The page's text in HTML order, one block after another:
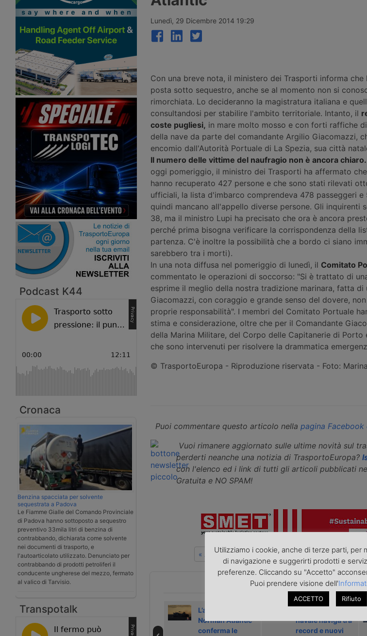
interrompendo tre settimane di calo
grazie ai rialzi record sul
transpacifico Shanghai-New York e
Shanghai-Los Angeles.
che hanno incaricato Morgan
Stanley per una cessione stimata
oltre 10 miliardi di sterline. Nessuna
offerta formale è stata ancora
Podcast K44
Cronaca
Benzina spacciata per solvente
sequestrata a Padova
Le Fiamme Gialle del Comando Provinciale
di Padova hanno sottoposto a sequestro
preventivo 33mila litri di benzina di
contrabbando, dichiarata come solvente
nei documenti di trasporto, e
l'autoarticolato utilizzato. Denunciato per
contrabbando di prodotti petroliferi il
conducente ungherese del mezzo, fermato
al valico di Tarvisio.
Transpotalk
Lunedì, 29 Dicembre 2014 19:29
Con una breve nota, il ministero dei Trasporti informa
posta sotto sequestro, anche se al momento non si
rimorchiata. Lo decideranno la magistratura italiana e
consultandosi per stabilire l'ambito territoriale. Intanto, il
coste pugliesi, in mare molto mosso e con forti raffiche
della nave da parte del comandante Argilio Giacomazzi,
encomio dall'Autorità Portuale di La Spezia, sua città
Il numero delle vittime del naufragio non è ancora chiaro.
oggi pomeriggio, il ministro dei Trasporti ha affermato
hanno recuperato 427 persone e che sono stati rilevati
ufficiali, la lista d'imbarco comprendeva 478 passeggeri
quindi mancano all'appello diverse persone. Gli inquirenti
38, ma il ministro Lupi ha precisato che ora è ancora
perché prima bisogna verificare la corrispondenza della
partenza. C'è inoltre la possibilità che a bordo ci siano
sarebbero tra i morti).
In una nota diffusa nel pomeriggio di lunedì, il Comitato
commentato le operazioni di soccorso: "Si è trattato di
esprime il meglio della nostra tradizione marinara, fatta di
Giacomazzi, con coraggio e grande senso del dovere,
proprie responsabilità". I membri del Comitato Portuale
stima e considerazione, oltre che per il Comandante
della Marina Militare, del Corpo delle Capitanerie di Porto
che sono intervenuti per risolvere la drammatica
© TrasportoEuropa - Riproduzione riservata - Foto:
Puoi commentare questo articolo nella pagina
Vuoi rimanere aggiornato sulle ultime novità sul
perderti neanche una notizia di TrasportoEuropa?
con l'elenco ed i link di tutti gli articoli pubblicati
Gratuita e NO SPAM!
« Articolo precedente
ARTICOLI CORRELATI
Nuovo attacco
lascia alla deriva
processo sul
L’appello sulla
Norman Atlantic
conferma le
navale naviga tra
record e nuovi
Utilizziamo i cookie, anche di terze parti, per
di navigazione e suggerirti prodotti e
preferenze. Cliccando su "Accetto"
Puoi prendere visione dell'
ACCETTO Rifiuto